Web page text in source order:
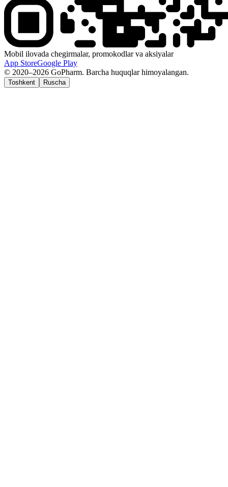
Mobil ilovada chegirmalar, promokodlar va aksiyalar
App StoreGoogle Play
© 2020–2026 GoPharm. Barcha huquqlar himoyalangan.
Toshkent Ruscha